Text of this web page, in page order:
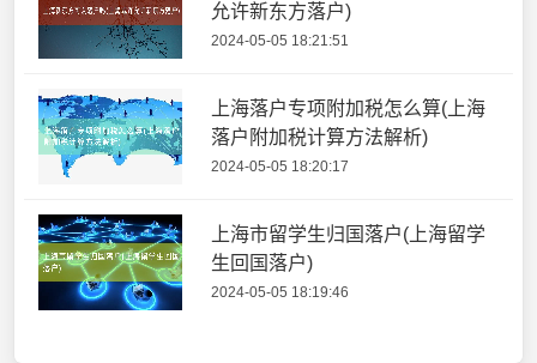
允许新东方落户)
2024-05-05 18:21:51
上海落户专项附加税怎么算(上海
落户附加税计算方法解析)
2024-05-05 18:20:17
上海市留学生归国落户(上海留学
生回国落户)
2024-05-05 18:19:46